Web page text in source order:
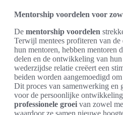
Mentorship voordelen voor
De mentorship voordelen
Terwijl mentees profiteren van
hun mentoren, hebben mentoren
delen en de ontwikkeling van
wederzijdse relatie creëert een
beiden worden aangemoedigd
Dit proces van samenwerking en
voor de persoonlijke
professionele groei van zowel
waardoor ze samen nieuwe